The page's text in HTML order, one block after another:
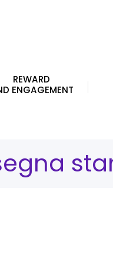
REWARD
ENGAGEMENT